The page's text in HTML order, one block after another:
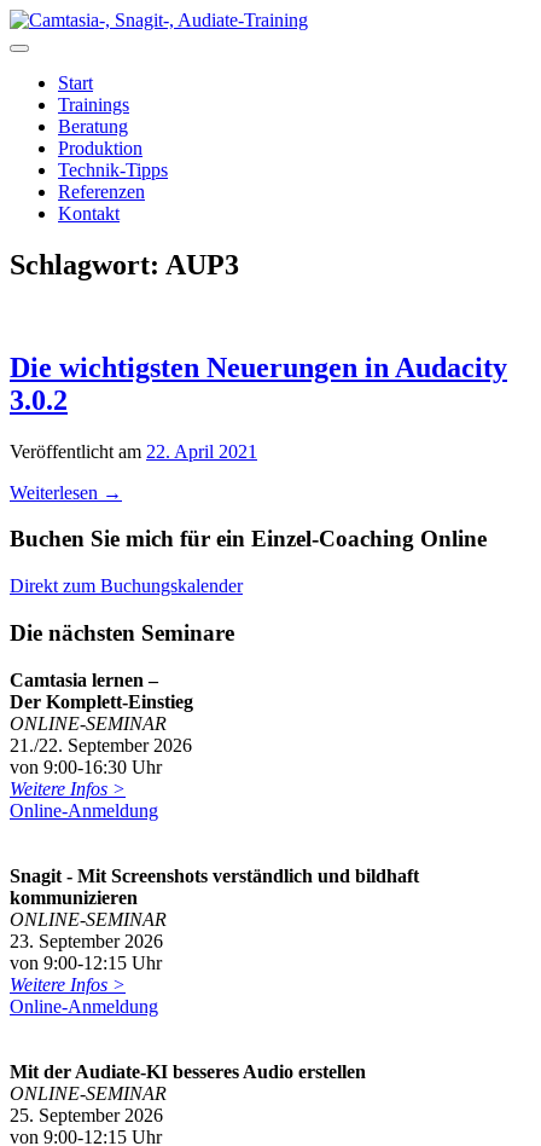
Zum
Inhalt
Start
Trainings
Beratung
Produktion
Technik-Tipps
Referenzen
Kontakt
Schlagwort: AUP3
Die wichtigsten Neuerungen in Audacity
3.0.2
Veröffentlicht am 22. April 2021
Weiterlesen →
Buchen Sie mich für ein Einzel-Coaching Online
Direkt zum Buchungskalender
Die nächsten Seminare
Camtasia lernen –
Der Komplett-Einstieg
ONLINE-SEMINAR
21./22. September 2026
von 9:00-16:30 Uhr
Weitere Infos >
Online-Anmeldung
Snagit - Mit Screenshots verständlich und bildhaft
kommunizieren
ONLINE-SEMINAR
23. September 2026
von 9:00-12:15 Uhr
Weitere Infos >
Online-Anmeldung
Mit der Audiate-KI besseres Audio erstellen
ONLINE-SEMINAR
25. September 2026
von 9:00-12:15 Uhr